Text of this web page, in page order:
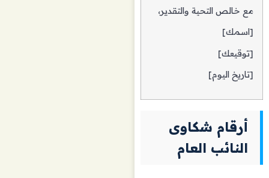
مع خالص التحية والتقدير،
[اسمك]
[توقيعك]
[تاريخ اليوم]
أرقام شكاوى
النائب العام